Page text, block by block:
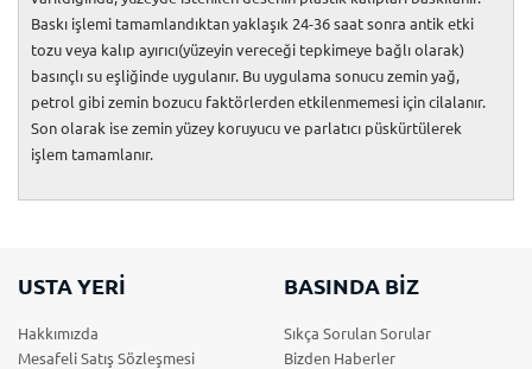
Baskı işlemi tamamlandıktan yaklaşık 24-36 saat sonra antik etki
tozu veya kalıp ayırıcı(yüzeyin vereceği tepkimeye bağlı olarak)
basınçlı su eşliğinde uygulanır. Bu uygulama sonucu zemin yağ,
petrol gibi zemin bozucu faktörlerden etkilenmemesi için cilalanır.
Son olarak ise zemin yüzey koruyucu ve parlatıcı püskürtülerek
işlem tamamlanır.
USTA YERİ
Hakkımızda
Mesafeli Satış Sözleşmesi
BASINDA BİZ
Sıkça Sorulan Sorular
Bizden Haberler